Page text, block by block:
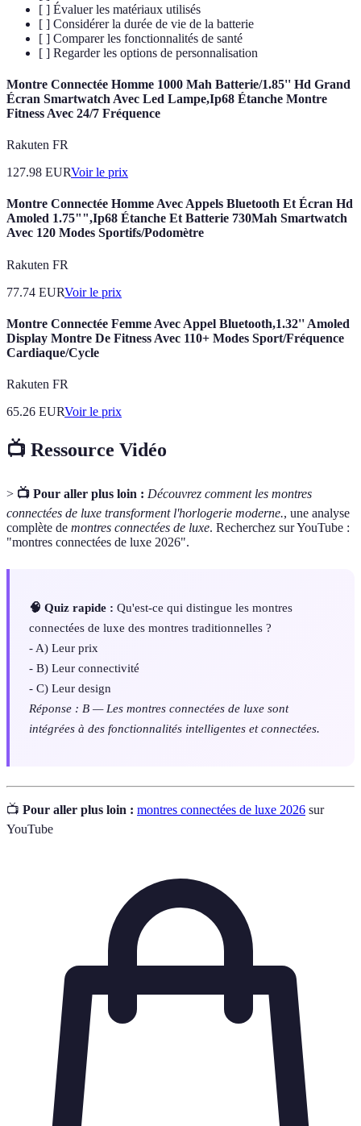
[ ] Évaluer les matériaux utilisés
[ ] Considérer la durée de vie de la batterie
[ ] Comparer les fonctionnalités de santé
[ ] Regarder les options de personnalisation
Montre Connectée Homme 1000 Mah Batterie/1.85'' Hd Grand
Écran Smartwatch Avec Led Lampe,Ip68 Étanche Montre
Fitness Avec 24/7 Fréquence
Rakuten FR
127.98 EURVoir le prix
Montre Connectée Homme Avec Appels Bluetooth Et Écran Hd
Amoled 1.75"",Ip68 Étanche Et Batterie 730Mah Smartwatch
Avec 120 Modes Sportifs/Podomètre
Rakuten FR
77.74 EURVoir le prix
Montre Connectée Femme Avec Appel Bluetooth,1.32'' Amoled
Display Montre De Fitness Avec 110+ Modes Sport/Fréquence
Cardiaque/Cycle
Rakuten FR
65.26 EURVoir le prix
📺 Ressource Vidéo
> 📺 Pour aller plus loin : Découvrez comment les montres
connectées de luxe transforment l'horlogerie moderne., une analyse
complète de montres connectées de luxe. Recherchez sur YouTube :
"montres connectées de luxe 2026".
🧠 Quiz rapide : Qu'est-ce qui distingue les montres
connectées de luxe des montres traditionnelles ?
- A) Leur prix
- B) Leur connectivité
- C) Leur design
Réponse : B — Les montres connectées de luxe sont
intégrées à des fonctionnalités intelligentes et connectées.
📺 Pour aller plus loin : montres connectées de luxe 2026 sur
YouTube